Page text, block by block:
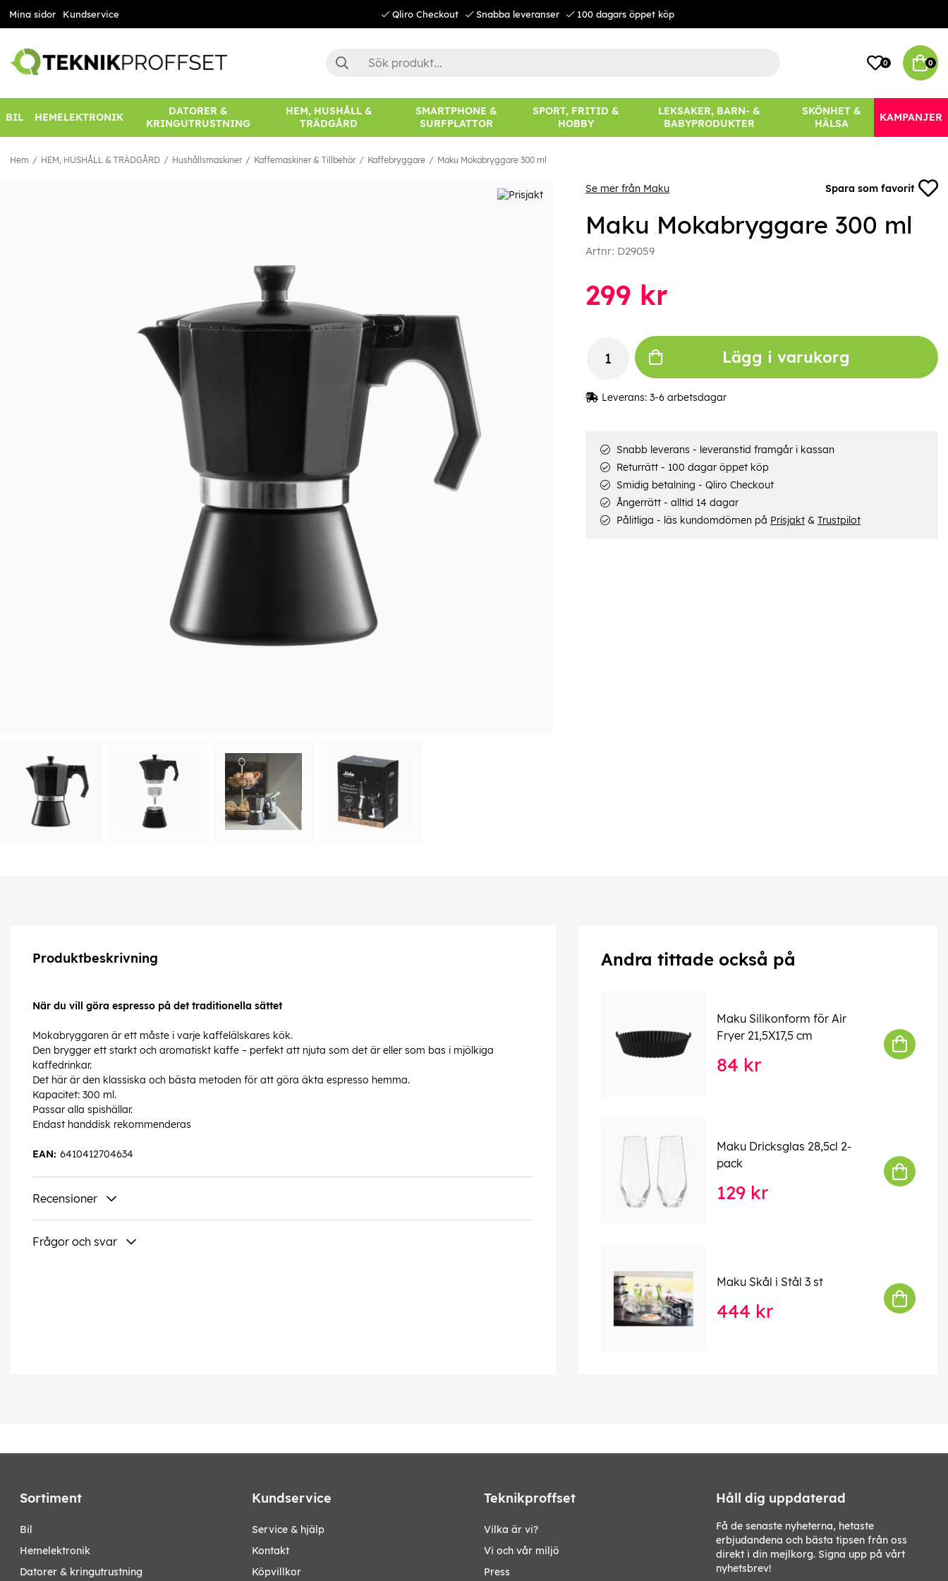
Mina sidor Kundservice Qliro Checkout Snabba leveranser 100 dagars öppet köp
0 0
BIL HEMELEKTRONIK
DATORER &
KRINGUTRUSTNING
HEM, HUSHÅLL &
TRÄDGÅRD
SMARTPHONE &
SURFPLATTOR
SPORT, FRITID &
HOBBY
LEKSAKER, BARN- &
BABYPRODUKTER
SKÖNHET &
HÄLSA
KAMPANJER
Hem HEM, HUSHÅLL & TRÄDGÅRD Hushållsmaskiner Kaffemaskiner & Tillbehör Kaffebryggare Maku Mokabryggare 300 ml
Se mer från Maku Spara som favorit
Maku Mokabryggare 300 ml
Artnr: D29059
299 kr
Lägg i varukorg
Leverans: 3-6 arbetsdagar
Snabb leverans - leveranstid framgår i kassan
Returrätt - 100 dagar öppet köp
Smidig betalning - Qliro Checkout
Ångerrätt - alltid 14 dagar
Pålitliga - läs kundomdömen på Prisjakt& Trustpilot
Produktbeskrivning
När du vill göra espresso på det traditionella sättet
Mokabryggaren är ett måste i varje kaffelälskares kök.
Den brygger ett starkt och aromatiskt kaffe – perfekt att njuta som det är eller som bas i mjölkiga
kaffedrinkar.
Det här är den klassiska och bästa metoden för att göra äkta espresso hemma.
Kapacitet: 300 ml.
Passar alla spishällar.
Endast handdisk rekommenderas
6410412704634
EAN:
Recensioner
Frågor och svar
Andra tittade också på
Maku Silikonform för Air
Fryer 21,5X17,5 cm
84 kr
Maku Dricksglas 28,5cl 2-
pack
129 kr
Maku Skål i Stål 3 st
444 kr
Sortiment
bil
hemelektronik
datorer & kringutrustning
Kundservice
Service & hjälp
Kontakt
Köpvillkor
Teknikproffset
Vilka är vi?
Vi och vår miljö
Press
Håll dig uppdaterad
Få de senaste nyheterna, hetaste
erbjudandena och bästa tipsen från oss
direkt i din mejlkorg. Signa upp på vårt
nyhetsbrev!